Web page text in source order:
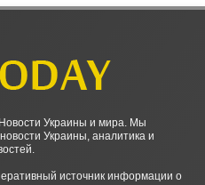
Украины и мира. Мы
Украины, аналитика и
источник информации о